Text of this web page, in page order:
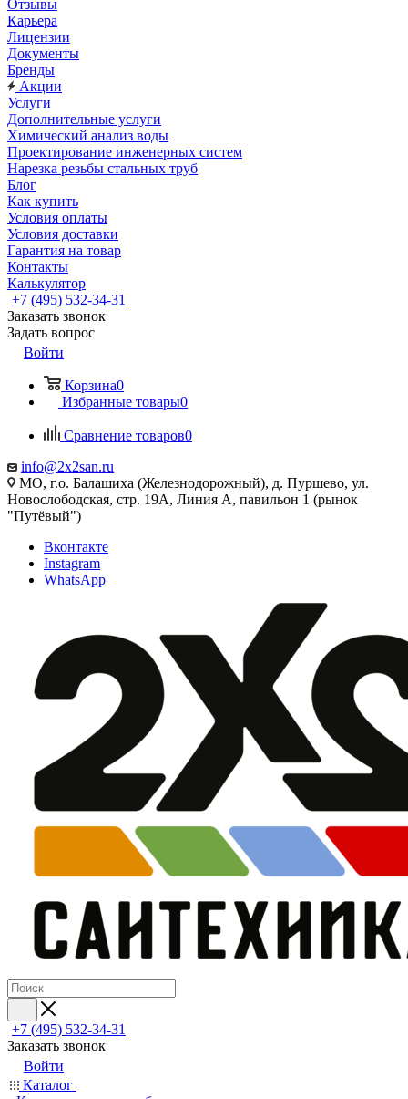
Отзывы
Карьера
Лицензии
Документы
Бренды
Акции
Услуги
Дополнительные услуги
Химический анализ воды
Проектирование инженерных систем
Нарезка резьбы стальных труб
Блог
Как купить
Условия оплаты
Условия доставки
Гарантия на товар
Контакты
Калькулятор
+7 (495) 532‑34‑31
Заказать звонок
Задать вопрос
Войти
Корзина0
Избранные товары0
Сравнение товаров0
info@2x2san.ru
МО, г.о. Балашиха (Железнодорожный), д. Пуршево, ул.
Новослободская, стр. 19А, Линия А, павильон 1 (рынок
"Путёвый")
Вконтакте
Instagram
WhatsApp
+7 (495) 532‑34‑31
Заказать звонок
Войти
Каталог